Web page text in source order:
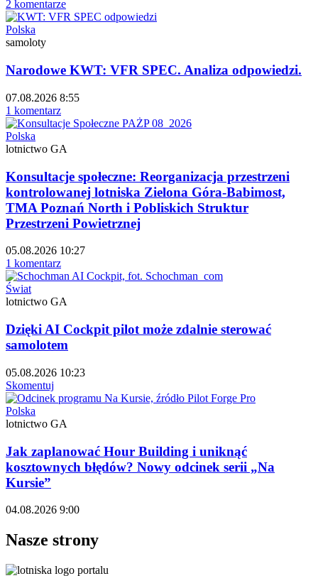
2 komentarze
Polska
samoloty
Narodowe KWT: VFR SPEC. Analiza odpowiedzi.
07.08.2026 8:55
1 komentarz
Polska
lotnictwo GA
Konsultacje społeczne: Reorganizacja przestrzeni
kontrolowanej lotniska Zielona Góra-Babimost,
TMA Poznań North i Pobliskich Struktur
Przestrzeni Powietrznej
05.08.2026 10:27
1 komentarz
Świat
lotnictwo GA
Dzięki AI Cockpit pilot może zdalnie sterować
samolotem
05.08.2026 10:23
Skomentuj
Polska
lotnictwo GA
Jak zaplanować Hour Building i uniknąć
kosztownych błędów? Nowy odcinek serii „Na
Kursie”
04.08.2026 9:00
Nasze strony